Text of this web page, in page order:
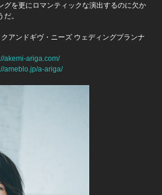
グを更にロマンティックな演出するのに欠か
。
アンドギヴ・ニーズ ウェディングプランナ
akemi-ariga.com/
ameblo.jp/a-ariga/